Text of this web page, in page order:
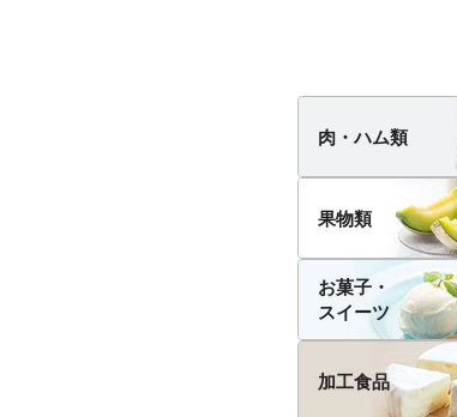
肉・ハム類
果物類
お菓子・
スイーツ
加工食品